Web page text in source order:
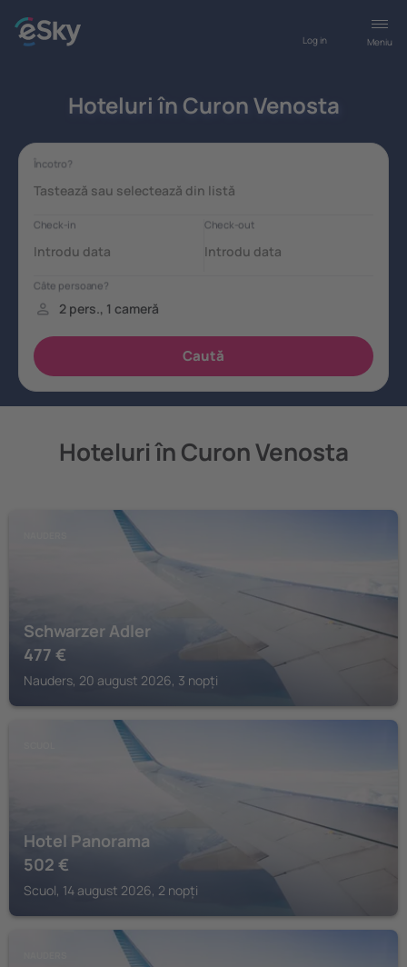
Meniu
Log in
Hoteluri în Curon Venosta
Hoteluri în Curon Venosta
Schwarzer Adler
477 €
Nauders, 20 august 2026, 3 nopți
Hotel Panorama
502 €
Scuol, 14 august 2026, 2 nopți